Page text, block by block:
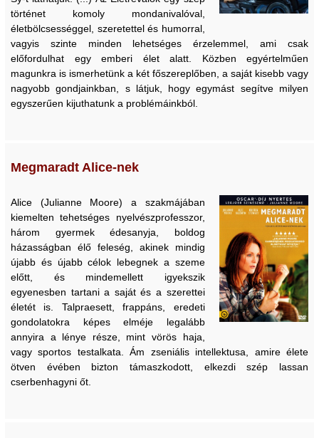
történet komoly mondanivalóval,
életbölcsességgel, szeretettel és humorral,
vagyis szinte minden lehetséges érzelemmel, ami csak
előfordulhat egy emberi élet alatt. Közben egyértelműen
magunkra is ismerhetünk a két főszereplőben, a saját kisebb vagy
nagyobb gondjainkban, s látjuk, hogy egymást segítve milyen
egyszerűen kijuthatunk a problémáinkból.
Megmaradt Alice-nek
Alice (Julianne Moore) a szakmájában
kiemelten tehetséges nyelvészprofesszor,
három gyermek édesanyja, boldog
házasságban élő feleség, akinek mindig
újabb és újabb célok lebegnek a szeme
előtt, és mindemellett igyekszik
egyenesben tartani a saját és a szerettei
életét is. Talpraesett, frappáns, eredeti
gondolatokra képes elméje legalább
annyira a lénye része, mint vörös haja,
vagy sportos testalkata. Ám zseniális intellektusa, amire élete
ötven évében bizton támaszkodott, elkezdi szép lassan
cserbenhagyni őt.